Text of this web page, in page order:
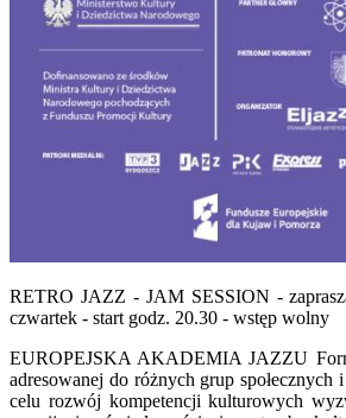
RETRO JAZZ - JAM SESSION -
czwartek - start godz. 20.30 - wstęp wolny
EUROPEJSKA AKADEMIA JAZZU
adresowanej do różnych grup społecznych
celu rozwój kompetencji kulturowych